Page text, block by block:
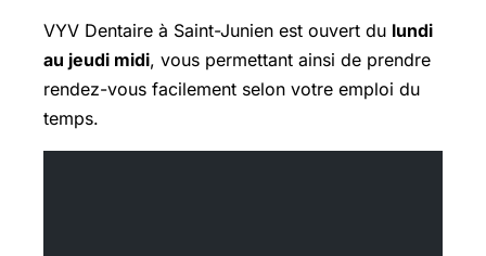
VYV Dentaire à Saint-Junien est ouvert du lundi
au jeudi midi, vous permettant ainsi de prendre
rendez-vous facilement selon votre emploi du
temps.